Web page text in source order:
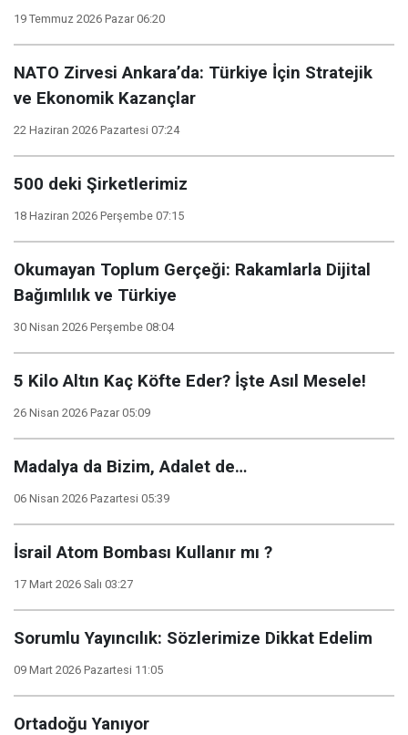
19 Temmuz 2026 Pazar 06:20
NATO Zirvesi Ankara’da: Türkiye İçin Stratejik
ve Ekonomik Kazançlar
22 Haziran 2026 Pazartesi 07:24
500 deki Şirketlerimiz
18 Haziran 2026 Perşembe 07:15
Okumayan Toplum Gerçeği: Rakamlarla Dijital
Bağımlılık ve Türkiye
30 Nisan 2026 Perşembe 08:04
5 Kilo Altın Kaç Köfte Eder? İşte Asıl Mesele!
26 Nisan 2026 Pazar 05:09
Madalya da Bizim, Adalet de…
06 Nisan 2026 Pazartesi 05:39
İsrail Atom Bombası Kullanır mı ?
17 Mart 2026 Salı 03:27
Sorumlu Yayıncılık: Sözlerimize Dikkat Edelim
09 Mart 2026 Pazartesi 11:05
Ortadoğu Yanıyor